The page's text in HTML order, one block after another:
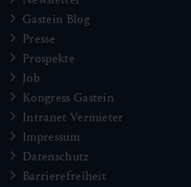
Gastein Blog
Presse
Prospekte
Job
Kongress Gastein
Intranet Vermieter
Impressum
Datenschutz
Barrierefreiheit